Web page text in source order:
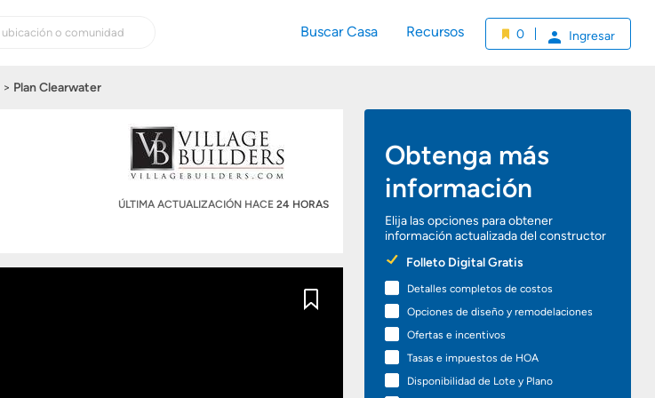
Buscar Casa Recursos 0 Ingresar
Plan Clearwater
ÚLTIMA ACTUALIZACIÓN HACE 24 HORAS
Obtenga más
información
Elija las opciones para obtener
información actualizada del constructor
Preferred
Options
Folleto Digital Gratis
Detalles completos de costos
Opciones de diseño y remodelaciones
Ofertas e incentivos
Tasas e impuestos de HOA
Disponibilidad de Lote y Plano
Guardar